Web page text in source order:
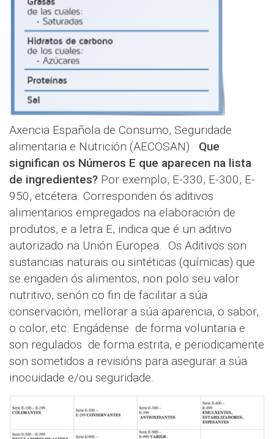
Axencia Española de Consumo, Seguridade
alimentaria e Nutrición (AECOSAN) Que
significan os Números E que aparecen na lista
de ingredientes? Por exemplo, E-330, E-300, E-
950, etcétera. Corresponden ós aditivos
alimentarios empregados na elaboración de
produtos, e a letra E, indica que é un aditivo
autorizado na Unión Europea. Os Aditivos son
sustancias naturais ou sintéticas (químicas) que
se engaden ós alimentos, non polo seu valor
nutritivo, senón co fin de facilitar a súa
conservación, mellorar a súa aparencia, o sabor,
o color, etc. Engádense de forma voluntaria e
son regulados de forma estrita, e periodicamente
son sometidos a revisións para asegurar a súa
inocuidade e/ou seguridade.